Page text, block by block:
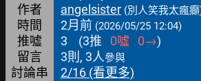
作者 angelsister (別人笑我太瘋
時間 2月前 (2026/05/25 12:04)
推噓 3 (3推 0噓 0→)
留言
3則, 3人參與
討論串 2/16 (看更多)